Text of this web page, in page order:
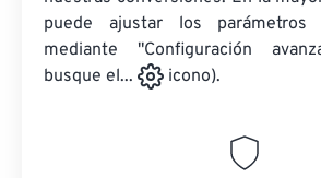
puede ajustar los parámetros
mediante "Configuración
busque el...
icono).